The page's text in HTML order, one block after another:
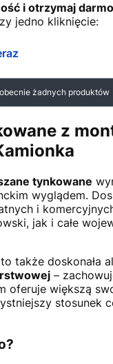
i otrzymaj
jedno kliknięcie:
żadnych produktów
z
tynkowane
wyglądem.
i
jak i całe
także doskonała
–
oferuje większą
stosunek